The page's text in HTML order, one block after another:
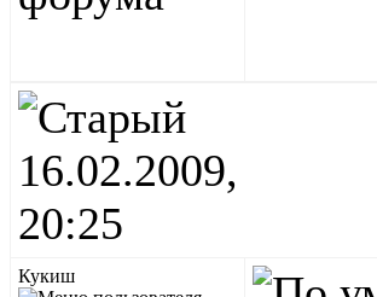
16.02.2009,
20:25
Кукиш